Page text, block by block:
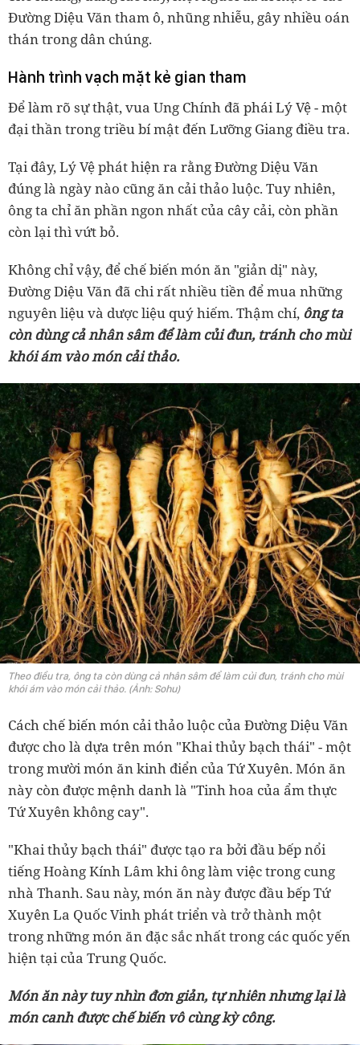
Đường Diệu Văn tham ô, nhũng nhiễu, gây nhiều oán
thán trong dân chúng.
Hành trình vạch mặt kẻ gian tham
Để làm rõ sự thật, vua Ung Chính đã phái Lý Vệ - một
đại thần trong triều bí mật đến Lưỡng Giang điều tra.
Tại đây, Lý Vệ phát hiện ra rằng Đường Diệu Văn
đúng là ngày nào cũng ăn cải thảo luộc. Tuy nhiên,
ông ta chỉ ăn phần ngon nhất của cây cải, còn phần
còn lại thì vứt bỏ.
Không chỉ vậy, để chế biến món ăn "giản dị" này,
Đường Diệu Văn đã chi rất nhiều tiền để mua những
nguyên liệu và dược liệu quý hiếm. Thậm chí, ông ta
còn dùng cả nhân sâm để làm củi đun, tránh cho mùi
khói ám vào món cải thảo.
Theo điều tra, ông ta còn dùng cả nhân sâm để làm củi đun, tránh cho mùi
khói ám vào món cải thảo. (Ảnh: Sohu)
Cách chế biến món cải thảo luộc của Đường Diệu Văn
được cho là dựa trên món "Khai thủy bạch thái" - một
trong mười món ăn kinh điển của Tứ Xuyên. Món ăn
này còn được mệnh danh là "Tinh hoa của ẩm thực
Tứ Xuyên không cay".
"Khai thủy bạch thái" được tạo ra bởi đầu bếp nổi
tiếng Hoàng Kính Lâm khi ông làm việc trong cung
nhà Thanh. Sau này, món ăn này được đầu bếp Tứ
Xuyên La Quốc Vinh phát triển và trở thành một
trong những món ăn đặc sắc nhất trong các quốc yến
hiện tại của Trung Quốc.
Món ăn này tuy nhìn đơn giản, tự nhiên nhưng lại là
món canh được chế biến vô cùng kỳ công.